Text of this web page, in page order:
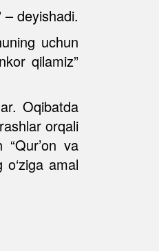
deyishadi.
uchun
qilamiz”
Oqibatda
orqali
va
amal